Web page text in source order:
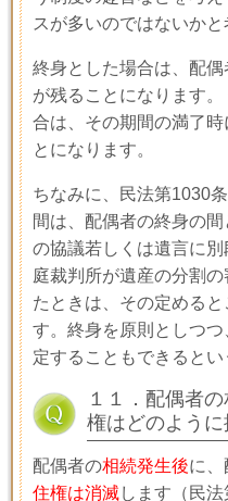
スが多いのではないかと
終身とした場合は、配
が残ることになります
合は、その期間の満了
とになります。
ちなみに、民法第1030
間は、配偶者の終身の
の協議若しくは遺言に
庭裁判所が遺産の分割
たときは、その定める
す。終身を原則としつ
定することもできるとい
１１．配偶者
権はどのよう
配偶者の相続発生後に、
住権は消滅します（民法